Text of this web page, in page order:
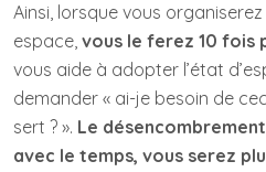
Ainsi, lorsque vous
espace, vous le ferez 10 fois
vous aide à adopter l’état
demander « ai-je besoin de
sert ? ». Le
avec le temps, vous serez